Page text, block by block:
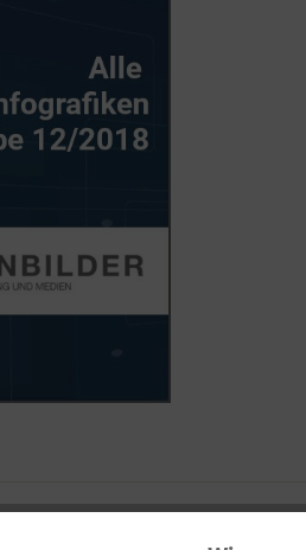
der Ausgabe 12/2018"